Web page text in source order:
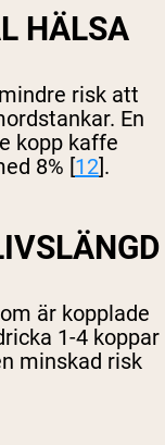
HÄLSA
risk att
En
kopp kaffe
8% [12].
är kopplade
1-4 koppar
minskad risk